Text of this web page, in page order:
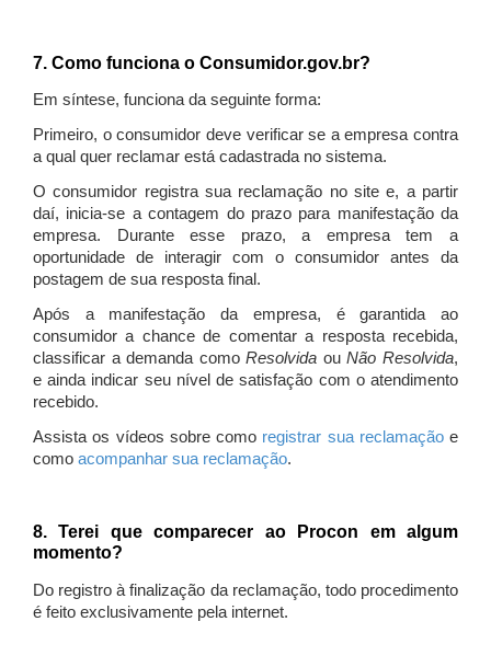
7. Como funciona o Consumidor.gov.br?
Em síntese, funciona da seguinte forma:
Primeiro, o consumidor deve verificar se a empresa contra
a qual quer reclamar está cadastrada no sistema.
O consumidor registra sua reclamação no site e, a partir
daí, inicia-se a contagem do prazo para manifestação da
empresa. Durante esse prazo, a empresa tem a
oportunidade de interagir com o consumidor antes da
postagem de sua resposta final.
Após a manifestação da empresa, é garantida ao
consumidor a chance de comentar a resposta recebida,
classificar a demanda comoResolvida ouNão Resolvida,
e ainda indicar seu nível de satisfação com o atendimento
recebido.
Assista os vídeos sobre como registrar sua reclamaçãoe
como acompanhar sua reclamação.
8. Terei que comparecer ao Procon em algum
momento?
Do registro à finalização da reclamação, todo procedimento
é feito exclusivamente pela internet.